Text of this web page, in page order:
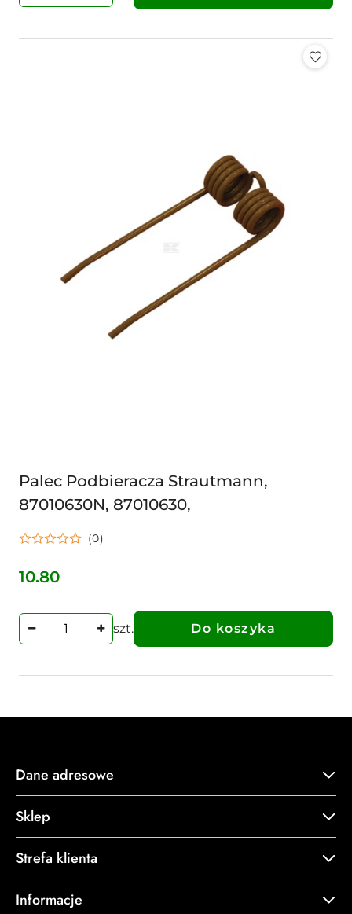
Palec Podbieracza Strautmann,
87010630N, 87010630,
(0)
Cena:
10.80
szt. Do koszyka
Dane adresowe
Sklep
Strefa klienta
Informacje